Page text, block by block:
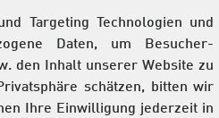
Targeting Technologien und
Daten, um Besucher-
den Inhalt unserer Website zu
schätzen, bitten wir
Ihre Einwilligung jederzeit in